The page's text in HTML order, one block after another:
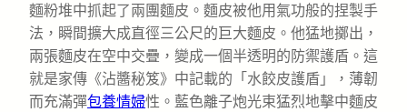
麵粉堆中抓起了兩團麵皮。麵皮被他用氣功般的捏製手
法，瞬間擴大成直徑三公尺的巨大麵皮。他猛地擲出，
兩張麵皮在空中交疊，變成一個半透明的防禦護盾。這
就是家傳《沾醬秘笈》中記載的「水餃皮護盾」，薄韌
而充滿彈包養情婦性。藍色離子炮光束猛烈地擊中麵皮